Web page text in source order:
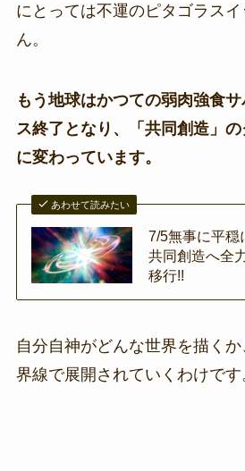
にとっては不運のピタゴラス
ん。
もう地球はかつての弱肉強食
ス終了となり、「共同創造」
に変わっています。
あわせて読みたい
7/5無事に平穏
共同創造へ全
移行!!
自分自神がどんな世界を描く
界線で展開されていくわけです